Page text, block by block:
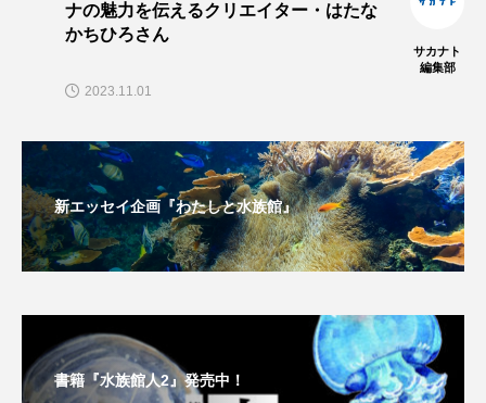
美容 群馬県 耳石 脊索動物
見分け方 観察 調査
調理 論文 賀露かにっこ館
軟体動物 近畿大学 進化
郷土料理 酒 釣り 鑑賞魚
ナの魅力を伝えるクリエイター・はたな
かちひろさん
サカナト
編集部
2023.11.01
新エッセイ企画『わたしと水族館』
書籍『水族館人2』発売中！